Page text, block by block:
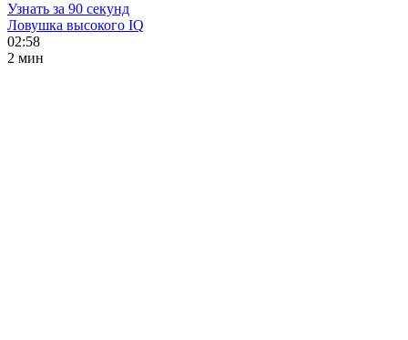
Узнать за 90 секунд
Ловушка высокого IQ
02:58
2 мин